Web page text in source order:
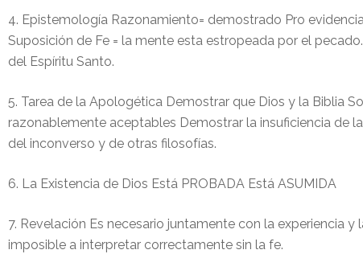
4. Epistemología Razonamiento= demostrado Pro
Suposición de Fe = la mente esta estropeada por el
del Espíritu Santo.
5. Tarea de la Apologética Demostrar que Dios y la Biblia
razonablemente aceptables Demostrar la insuficiencia de
del inconverso y de otras filosofías.
6. La Existencia de Dios Está PROBADA Está ASUMIDA
7. Revelación Es necesario juntamente con la experiencia y
imposible a interpretar correctamente sin la fe.